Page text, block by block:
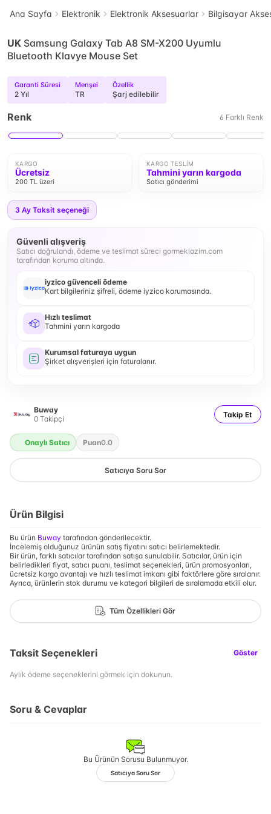
Ana Sayfa Elektronik Elektronik Aksesuarlar Bilgisayar
UK Samsung Galaxy Tab A8 SM-X200 Uyumlu
Bluetooth Klavye Mouse Set
Garanti Süresi
2 Yıl
Menşei
TR
Özellik
Şarj edilebilir
Renk 6 Farklı Renk
KARGO
Ücretsiz
200 TL üzeri
KARGO TESLIM
Tahmini yarın kargoda
Satıcı gönderimi
3 Ay Taksit seçeneği
Güvenli alışveriş
Satıcı doğrulandı, ödeme ve teslimat süreci gormeklazim.com
tarafından koruma altında.
iyzico güvenceli ödeme
Kart bilgileriniz şifreli, ödeme iyzico korumasında.
Hızlı teslimat
Tahmini yarın kargoda
Kurumsal faturaya uygun
Şirket alışverişleri için faturalanır.
Buway
0 Takipçi Takip Et
Onaylı Satıcı Puan0.0
Satıcıya Soru Sor
Ürün Bilgisi
Bu ürün Buway tarafından gönderilecektir.
İncelemiş olduğunuz ürünün satış fiyatını satıcı belirlemektedir.
Bir ürün, farklı satıcılar tarafından satışa sunulabilir. Satıcılar, ürün için
belirledikleri fiyat, satıcı puanı, teslimat seçenekleri, ürün promosyonları,
ücretsiz kargo avantajı ve hızlı teslimat imkanı gibi faktörlere göre sıralanır.
Ayrıca, ürünlerin stok durumu ve kategori bilgileri de sıralamada etkili olur.
Tüm Özellikleri Gör
Taksit Seçenekleri Göster
Aylık ödeme seçeneklerini görmek için dokunun.
Soru & Cevaplar
Bu Ürünün Sorusu Bulunmuyor.
Satıcıya Soru Sor